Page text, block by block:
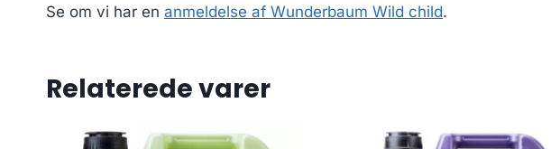
Se om vi har en anmeldelse af Wunderbaum Wild child.
Relaterede varer